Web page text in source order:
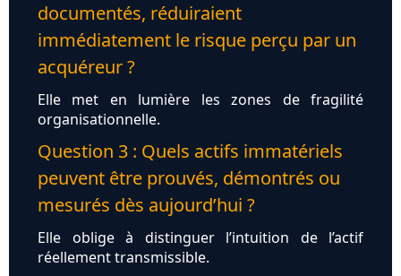
documentés, réduiraient
immédiatement le risque perçu par un
acquéreur ?
Elle met en lumière les zones de fragilité
organisationnelle.
Question 3 : Quels actifs immatériels
peuvent être prouvés, démontrés ou
mesurés dès aujourd’hui ?
Elle oblige à distinguer l’intuition de l’actif
réellement transmissible.